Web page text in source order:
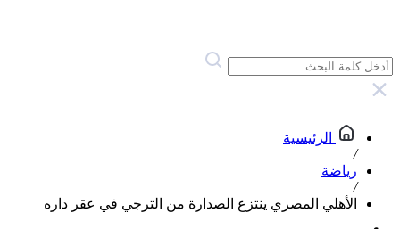
الرئيسية
/
رياضة
/
الأهلي المصري ينتزع الصدارة من الترجي في عقر داره